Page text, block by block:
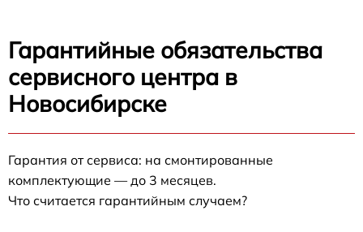
Гарантийные обязательства
сервисного центра в
Новосибирске
Гарантия от сервиса: на смонтированные
комплектующие — до 3 месяцев.
Что считается гарантийным случаем?